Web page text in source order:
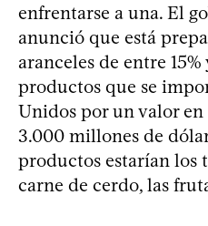
enfrentarse a una. El
anunció que está
aranceles de entre 15%
productos que se
Unidos por un valor
3.000 millones de
productos estarían los
carne de cerdo, las